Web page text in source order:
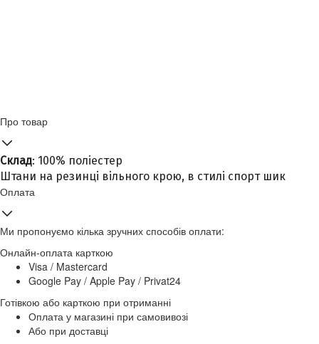
Про товар
Склад: 100% поліестер
Штани на резинці вільного крою, в стилі спорт шик
Оплата
Ми пропонуємо кілька зручних способів оплати:
Онлайн-оплата карткою
Visa / Mastercard
Google Pay / Apple Pay / Privat24
Готівкою або карткою при отриманні
Оплата у магазині при самовивозі
Або при доставці